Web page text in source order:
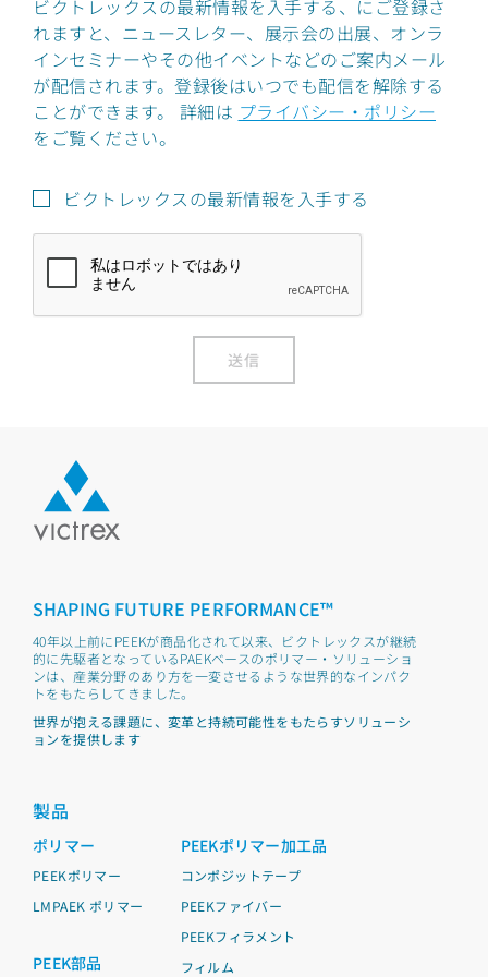
ビクトレックスの最新情報を入手する、にご登録さ
れますと、ニュースレター、展示会の出展、オンラ
インセミナーやその他イベントなどのご案内メール
が配信されます。登録後はいつでも配信を解除する
ことができます。 詳細は プライバシー・ポリシー
をご覧ください。
ビクトレックスの最新情報を入手する
送信
SHAPING FUTURE PERFORMANCE™
40年以上前にPEEKが商品化されて以来、ビクトレックスが継続
的に先駆者となっているPAEKベースのポリマー・ソリューショ
ンは、産業分野のあり方を一変させるような世界的なインパク
トをもたらしてきました。
世界が抱える課題に、変革と持続可能性をもたらすソリューシ
ョンを提供します
製品
ポリマー
PEEKポリマー
LMPAEK ポリマー
PEEK部品
PEEKポリマー加工品
コンポジットテープ
PEEKファイバー
PEEKフィラメント
フィルム